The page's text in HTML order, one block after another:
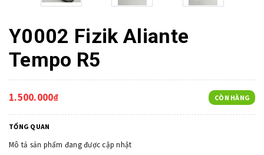
Y0002 Fizik Aliante
Tempo R5
1.500.000₫ CÒN HÀNG
TỔNG QUAN
Mô tả sản phẩm đang được cập nhật